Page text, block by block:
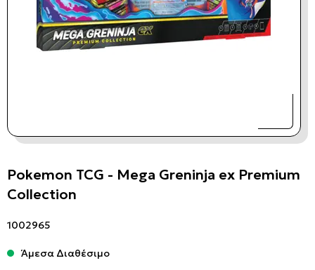
Pokemon TCG - Mega Greninja ex Premium
Collection
1002965
Άμεσα Διαθέσιμο